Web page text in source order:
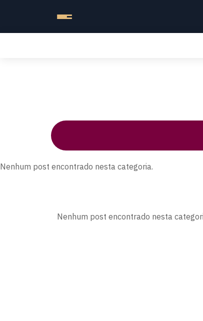
Nenhum post encontrado nesta categoria.
Nenhum post encontrado nesta